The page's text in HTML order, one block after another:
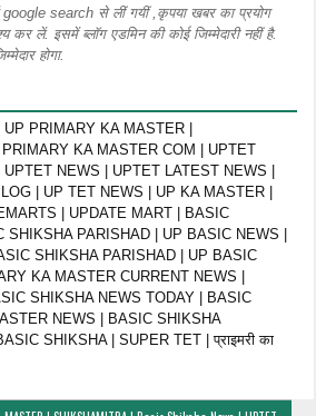
google search से लीं गयीं ,कृपया खबर का प्रयोग
कर लें. इसमें ब्लॉग एडमिन की कोई जिम्मेदारी नहीं है.
होगा.
PRIMARY KA MASTER |
KA MASTER COM | UPTET
NEWS | UPTET LATEST NEWS |
| UP TET NEWS | UP KA MASTER |
| UPDATE MART | BASIC
PARISHAD | UP BASIC NEWS |
SHIKSHA PARISHAD | UP BASIC
KA MASTER CURRENT NEWS |
SHIKSHA NEWS TODAY | BASIC
NEWS | BASIC SHIKSHA
SHIKSHA | SUPER TET | प्राइमरी का